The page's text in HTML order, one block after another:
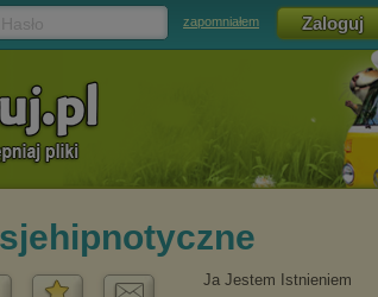
zapomniałem
Ja Jestem Istnieniem